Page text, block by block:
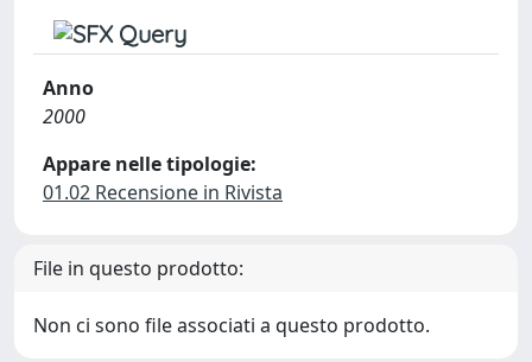
Anno
2000
Appare nelle tipologie:
01.02 Recensione in Rivista
File in questo prodotto:
Non ci sono file associati a questo prodotto.